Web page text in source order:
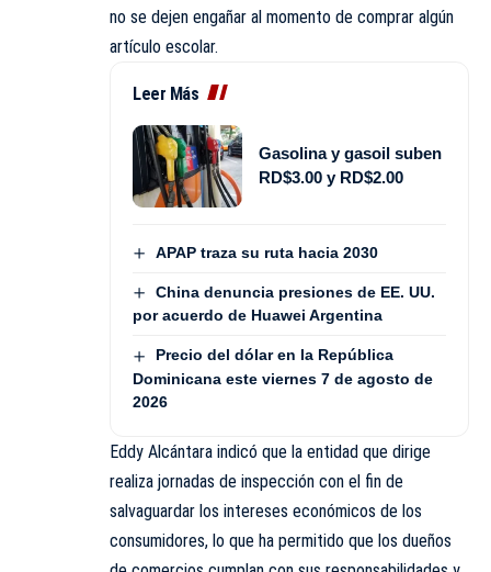
no se dejen engañar al momento de comprar algún
artículo escolar.
Leer Más
Gasolina y gasoil suben
RD$3.00 y RD$2.00
APAP traza su ruta hacia 2030
China denuncia presiones de EE. UU.
por acuerdo de Huawei Argentina
Precio del dólar en la República
Dominicana este viernes 7 de agosto de
2026
Eddy Alcántara indicó que la entidad que dirige
realiza jornadas de inspección con el fin de
salvaguardar los intereses económicos de los
consumidores, lo que ha permitido que los dueños